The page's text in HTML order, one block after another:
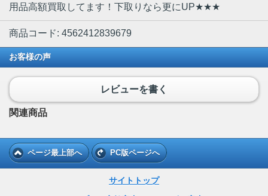
用品高額買取してます！下取りなら更にUP★★★
商品コード: 4562412839679
お客様の声
レビューを書く
関連商品
ページ最上部へ PC版ページへ
サイトトップ